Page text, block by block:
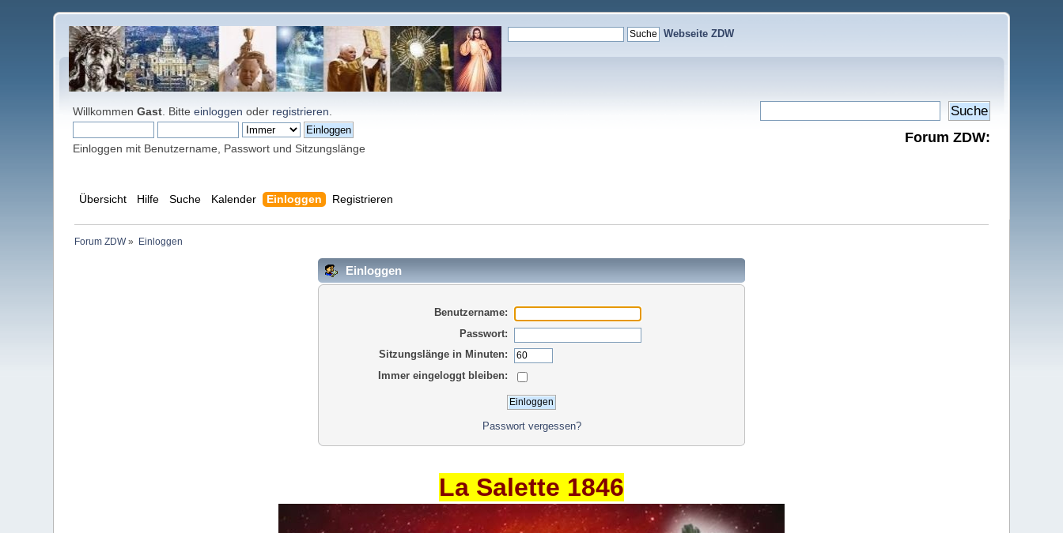
Webseite ZDW
WillkommenGast . Bitteeinloggen oder registrieren
Einloggen mit Benutzername, Passwort und Sitzungslänge
Forum ZDW:
Übersicht Hilfe Suche Kalender Einloggen Registrieren
Forum ZDW» Einloggen
Einloggen
Benutzername:
Passwort:
Sitzungslänge in Minuten:
Immer eingeloggt bleiben:
Passwort vergessen?
La Salette 1846